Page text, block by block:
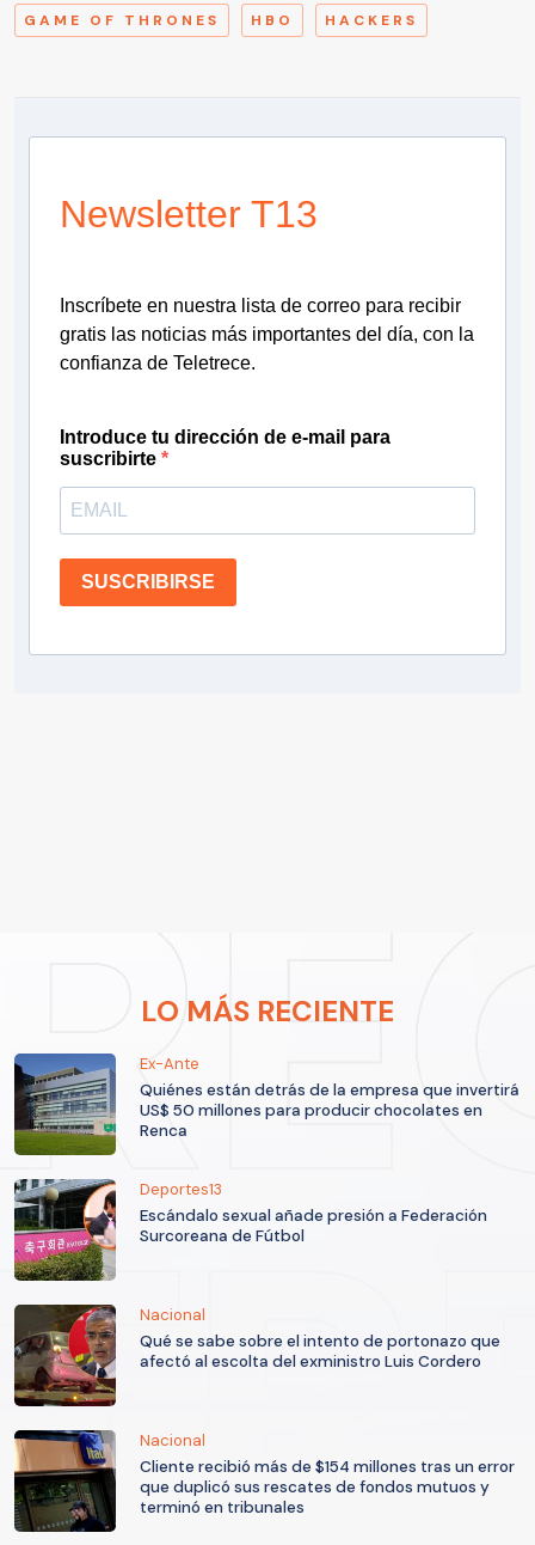
GAME OF THRONES HBO HACKERS
Newsletter T13
Inscríbete en nuestra lista de correo para recibir
gratis las noticias más importantes del día, con la
confianza de Teletrece.
Introduce tu dirección de e-mail para
suscribirte
SUSCRIBIRSE
LO MÁS RECIENTE
Ex-Ante
Quiénes están detrás de la empresa que invertirá
US$ 50 millones para producir chocolates en
Renca
Deportes13
Escándalo sexual añade presión a Federación
Surcoreana de Fútbol
Nacional
Qué se sabe sobre el intento de portonazo que
afectó al escolta del exministro Luis Cordero
Nacional
Cliente recibió más de $154 millones tras un error
que duplicó sus rescates de fondos mutuos y
terminó en tribunales